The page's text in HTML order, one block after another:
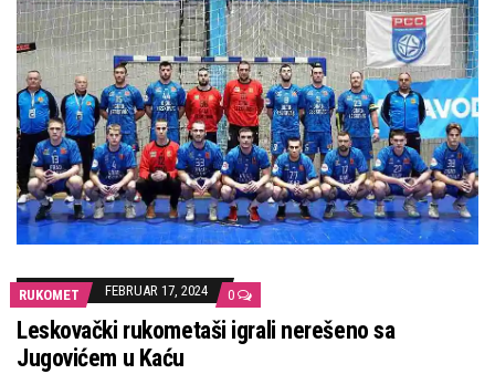
RUKOMET FEBRUAR 17, 2024 0
Leskovački rukometaši igrali nerešeno sa
Jugovićem u Kaću